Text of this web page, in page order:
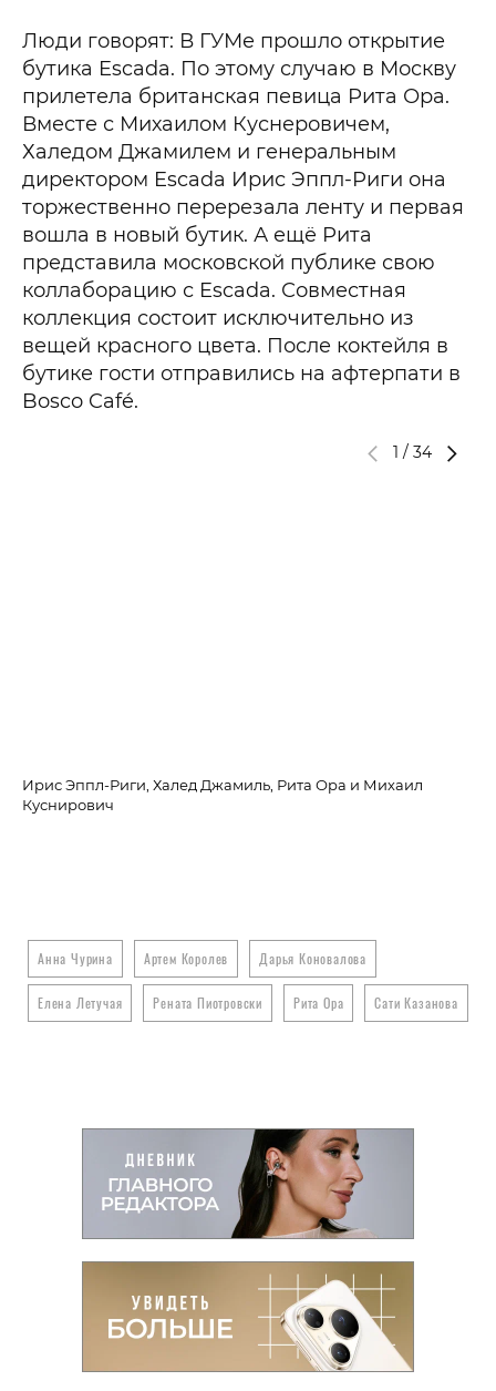
Люди говорят: В ГУМе прошло открытие
бутика Escada. По этому случаю в Москву
прилетела британская певица Рита Ора.
Вместе с Михаилом Куснеровичем,
Халедом Джамилем и генеральным
директором Escada Ирис Эппл-Риги она
торжественно перерезала ленту и первая
вошла в новый бутик. А ещё Рита
представила московской публике свою
коллаборацию с Escada. Совместная
коллекция состоит исключительно из
вещей красного цвета. После коктейля в
бутике гости отправились на афтерпати в
Bosco Café.
1 / 34
Ирис Эппл-Риги, Халед Джамиль, Рита Ора и Михаил
Куснирович
Анна Чурина Артем Королев Дарья Коновалова
Елена Летучая Рената Пиотровски Рита Ора Сати Казанова